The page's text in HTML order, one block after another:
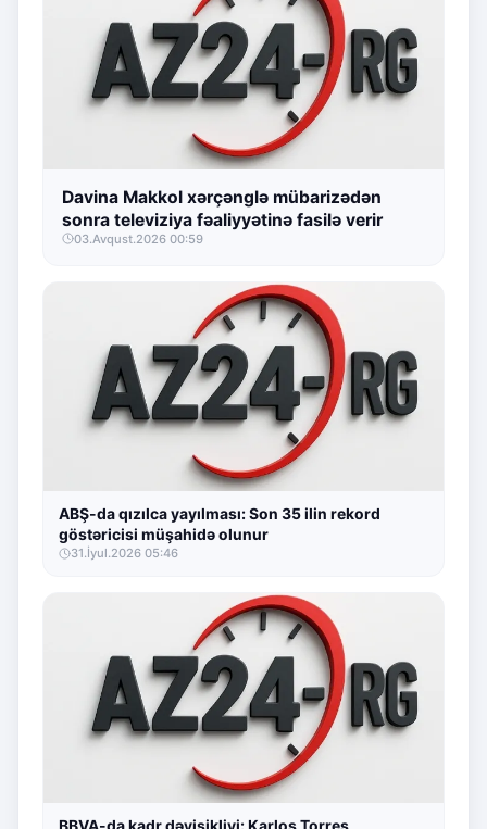
Davina Makkol xərçənglə mübarizədən
sonra televiziya fəaliyyətinə fasilə verir
03.Avqust.2026 00:59
ABŞ-da qızılca yayılması: Son 35 ilin rekord
göstəricisi müşahidə olunur
31.İyul.2026 05:46
BBVA-da kadr dəyişikliyi: Karlos Torres